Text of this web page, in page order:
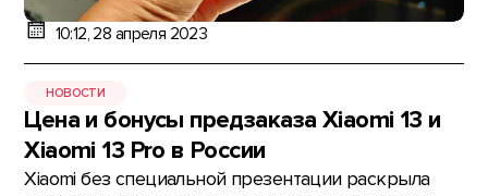
10:12, 28 апреля 2023
НОВОСТИ
Цена и бонусы предзаказа Xiaomi 13 и
Xiaomi 13 Pro в России
Xiaomi без специальной презентации раскрыла